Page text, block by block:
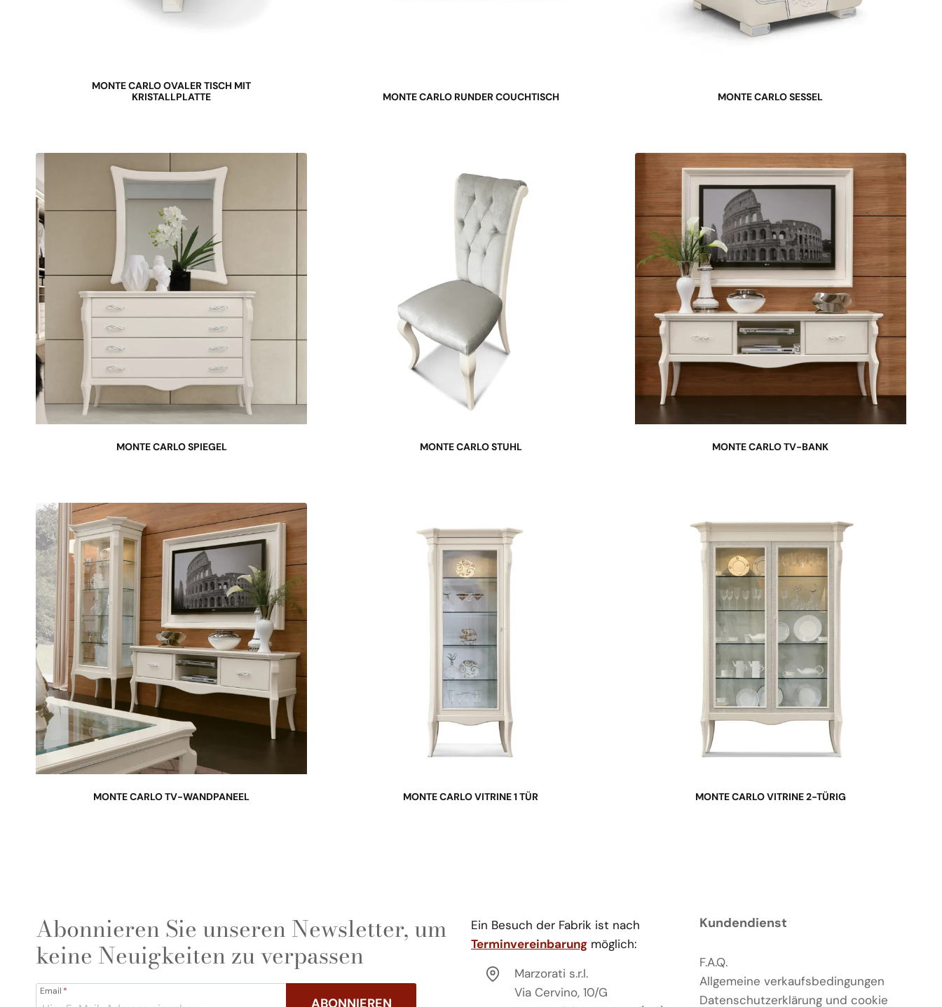
MONTE CARLO OVALER TISCH MIT
KRISTALLPLATTE
MONTE CARLO RUNDER COUCHTISCH MONTE CARLO SESSEL
MONTE CARLO SPIEGEL MONTE CARLO STUHL MONTE CARLO TV-BANK
MONTE CARLO TV-WANDPANEEL MONTE CARLO VITRINE 1 TÜR MONTE CARLO VITRINE 2-TÜRIG
Abonnieren Sie unseren Newsletter, um
keine Neuigkeiten zu verpassen
Email *
ABONNIEREN
Ein Besuch der Fabrik ist nach
Terminvereinbarung möglich:
Marzorati s.r.l.
Via Cervino, 10/G
Kundendienst
F.A.Q.
Allgemeine verkaufsbedingungen
Datenschutzerklärung und cookie